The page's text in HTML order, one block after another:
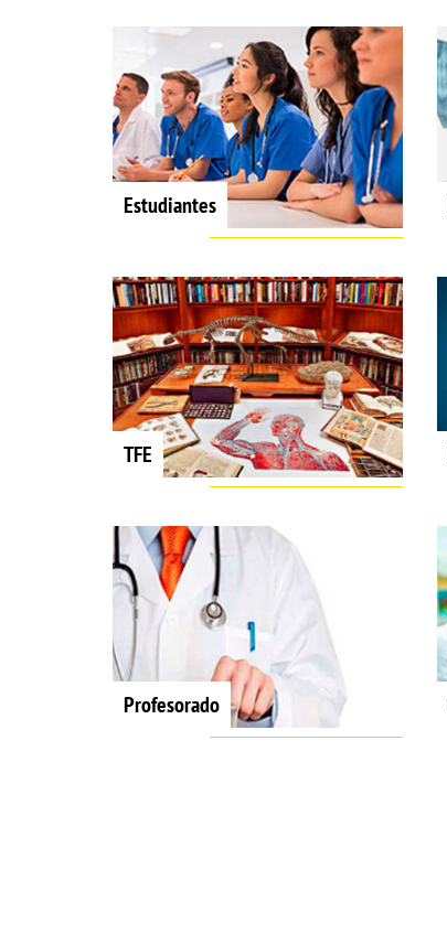
Estudiantes
TFE
Profesorado